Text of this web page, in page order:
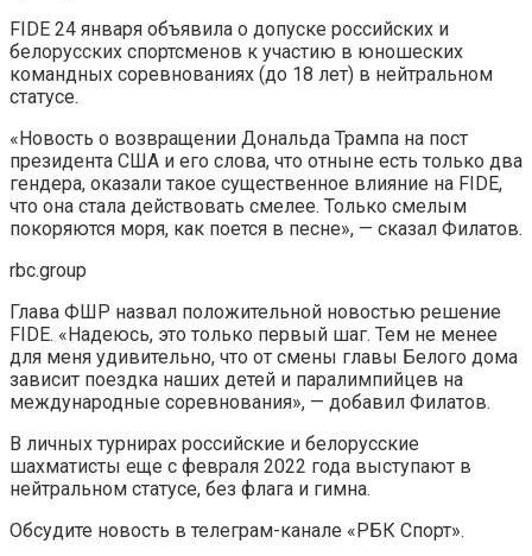
FIDE 24 января объявила о допуске российских и
белорусских спортсменов к участию в юношеских
командных соревнованиях (до 18 лет) в нейтральном
статусе.
«Новость о возвращении Дональда Трампа на пост
президента США и его слова, что отныне есть только два
гендера, оказали такое существенное влияние на FIDE,
что она стала действовать смелее. Только смелым
покоряются моря, как поется в песне», — сказал Филатов.
rbc.group
Глава ФШР назвал положительной новостью решение
FIDE. «Надеюсь, это только первый шаг. Тем не менее
для меня удивительно, что от смены главы Белого дома
зависит поездка наших детей и паралимпийцев на
международные соревнования», — добавил Филатов.
В личных турнирах российские и белорусские
шахматисты еще с февраля 2022 года выступают в
нейтральном статусе, без флага и гимна.
Обсудите новость в телеграм-канале «РБК Спорт».